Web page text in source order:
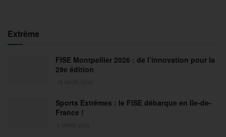
Extrême
FISE Montpellier 2026 : de l’innovation pour la
29e édition
Sports Extrêmes : le FISE débarque en Ile-de-
France !